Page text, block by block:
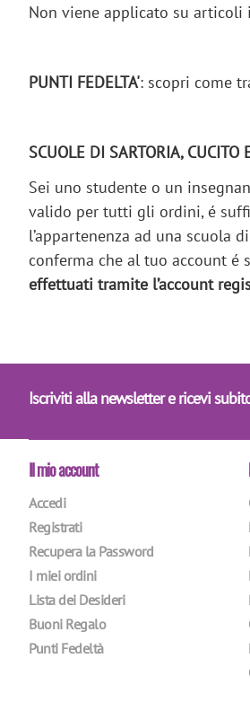
Non viene applicato su articoli
PUNTI FEDELTA': scopri come
SCUOLE DI SARTORIA, CUCITO
Sei uno studente o un
valido per tutti gli ordini, é
l’appartenenza ad una
conferma che al tuo account é
effettuati tramite l’account
Iscriviti alla newsletter e ricevi
Il mio account
Accedi
Registrati
Recupera la Password
I miei ordini
Lista dei Desideri
Buoni Regalo
Punti Fedeltà